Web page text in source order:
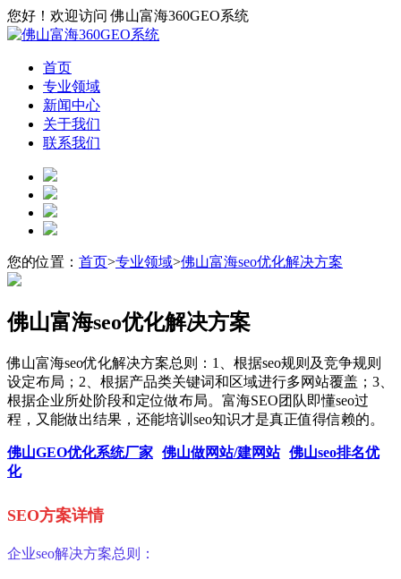
您好！欢迎访问 佛山富海360GEO系统
首页
专业领域
新闻中心
关于我们
联系我们
您的位置： 首页>专业领域>佛山富海seo优化解决方案
佛山富海seo优化解决方案
佛山富海seo优化解决方案总则：1、根据seo规则及竞争规则
设定布局；2、根据产品类关键词和区域进行多网站覆盖；3、
根据企业所处阶段和定位做布局。富海SEO团队即懂seo过
程，又能做出结果，还能培训seo知识才是真正值得信赖的。
佛山GEO优化系统厂家 佛山做网站/建网站 佛山seo排名优
化
SEO方案详情
企业seo解决方案总则：